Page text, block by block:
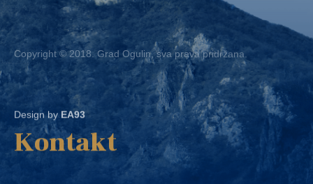
Copyright © 2018. Grad Ogulin, sva prava pridržana.
EA93
Kontakt
Ured: Ulica B.Frankopana 11, 47300 Ogulin